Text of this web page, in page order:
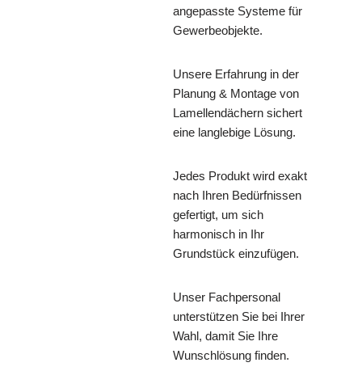
angepasste Systeme für
Gewerbeobjekte.
Unsere Erfahrung in der
Planung & Montage von
Lamellendächern sichert
eine langlebige Lösung.
Jedes Produkt wird exakt
nach Ihren Bedürfnissen
gefertigt, um sich
harmonisch in Ihr
Grundstück einzufügen.
Unser Fachpersonal
unterstützen Sie bei Ihrer
Wahl, damit Sie Ihre
Wunschlösung finden.